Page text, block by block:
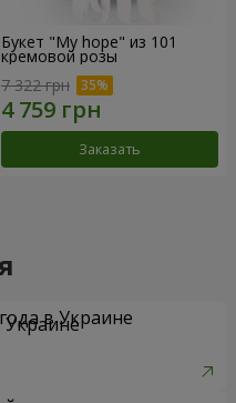
Букет "My hope" из 101
кремовой розы
7 322 грн
Заказать
в Украине